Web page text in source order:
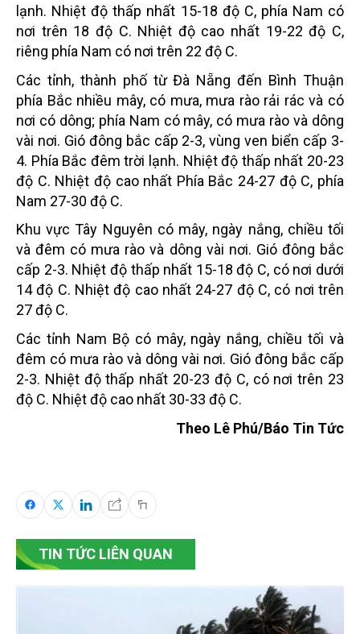
lạnh. Nhiệt độ thấp nhất 15-18 độ C, phía Nam có
nơi trên 18 độ C. Nhiệt độ cao nhất 19-22 độ C,
riêng phía Nam có nơi trên 22 độ C.
Các tỉnh, thành phố từ Đà Nẵng đến Bình Thuận
phía Bắc nhiều mây, có mưa, mưa rào rải rác và có
nơi có dông; phía Nam có mây, có mưa rào và dông
vài nơi. Gió đông bắc cấp 2-3, vùng ven biển cấp 3-
4. Phía Bắc đêm trời lạnh. Nhiệt độ thấp nhất 20-23
độ C. Nhiệt độ cao nhất Phía Bắc 24-27 độ C, phía
Nam 27-30 độ C.
Khu vực Tây Nguyên có mây, ngày nắng, chiều tối
và đêm có mưa rào và dông vài nơi. Gió đông bắc
cấp 2-3. Nhiệt độ thấp nhất 15-18 độ C, có nơi dưới
14 độ C. Nhiệt độ cao nhất 24-27 độ C, có nơi trên
27 độ C.
Các tỉnh Nam Bộ có mây, ngày nắng, chiều tối và
đêm có mưa rào và dông vài nơi. Gió đông bắc cấp
2-3. Nhiệt độ thấp nhất 20-23 độ C, có nơi trên 23
độ C. Nhiệt độ cao nhất 30-33 độ C.
Theo Lê Phú/Báo Tin Tức
TIN TỨC LIÊN QUAN